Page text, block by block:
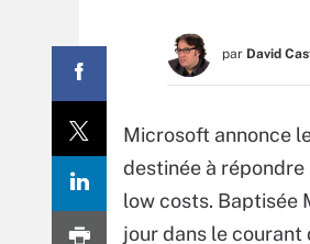
par David
Microsoft annonce
destinée à
low costs. Baptisée
jour dans le